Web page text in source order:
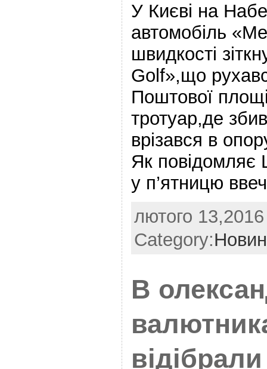
У Києві на
автомобіль
швидкості
Golf»,що
Поштової
тротуар,де
врізався в
Як повідомляє
у п’ятницю
лютого
Category:
В